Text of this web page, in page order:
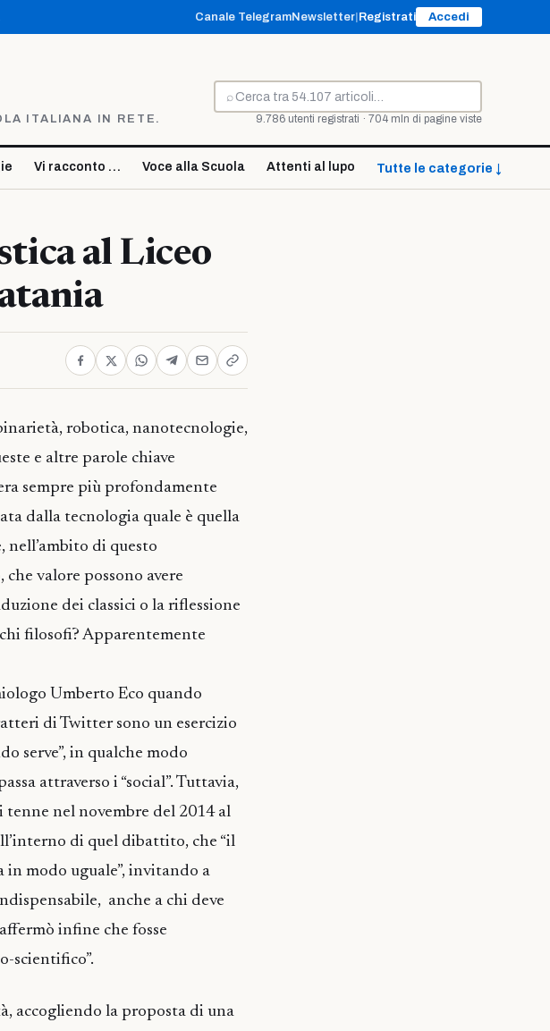
Canale TelegramNewsletter Registrati Accedi
ITALIANA IN RETE.
⌕
Cerca
9.786 utenti registrati · 704 mln di pagine viste
Vi racconto … Voce alla Scuola Attenti al lupo Tutte le categorie ↓
al Liceo
robotica, nanotecnologie,
e altre parole chiave
sempre più profondamente
dalla tecnologia quale è quella
nell’ambito di questo
valore possono avere
dei classici o la riflessione
filosofi? Apparentemente
Umberto Eco quando
di Twitter sono un esercizio
serve”, in qualche modo
attraverso i “social”. Tuttavia,
tenne nel novembre del 2014 al
di quel dibattito, che “il
in modo uguale”, invitando a
anche a chi deve
infine che fosse
scientifico”.
accogliendo la proposta di una